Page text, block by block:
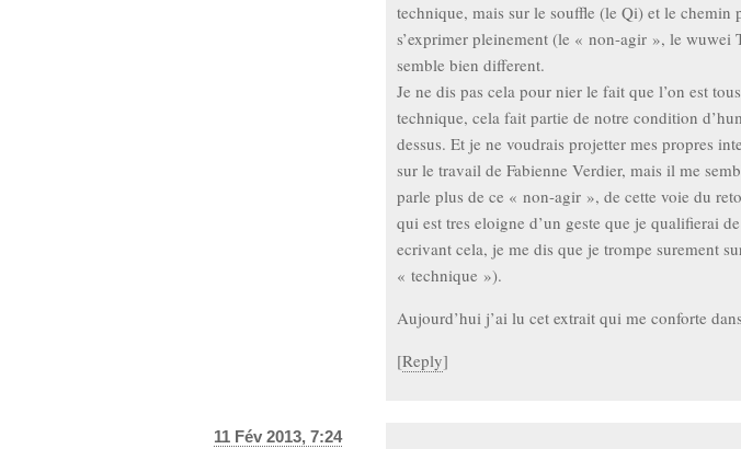
technique, mais sur le souffle (le Qi) et le chemin
s’exprimer pleinement (le « non-agir », le wuwei
semble bien different.
Je ne dis pas cela pour nier le fait que l’on est
technique, cela fait partie de notre condition
dessus. Et je ne voudrais projetter mes propres
sur le travail de Fabienne Verdier, mais il me
parle plus de ce « non-agir », de cette voie du
qui est tres eloigne d’un geste que je qualifierai
ecrivant cela, je me dis que je trompe surement
« technique »).
Aujourd’hui j’ai lu cet extrait qui me conforte
[Reply]
11 Fév 2013, 7:24